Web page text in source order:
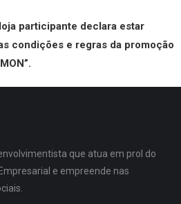
participante declara estar
condições e regras da promoção
”.
que atua em prol do
e empreende nas